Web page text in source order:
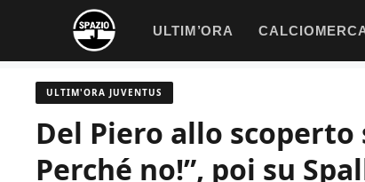
contenuto
ULTIM’ORA
ULTIM'ORA JUVENTUS
Del Piero allo scoperto
Perché no!”, poi su